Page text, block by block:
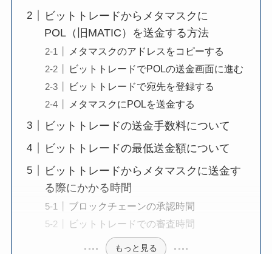
ビットトレードからメタマスクに
POL（旧MATIC）を送金する方法
メタマスクのアドレスをコピーする
ビットトレードでPOLの送金画面に進む
ビットトレードで宛先を登録する
メタマスクにPOLを送金する
ビットトレードの送金手数料について
ビットトレードの最低送金額について
ビットトレードからメタマスクに送金す
る際にかかる時間
ブロックチェーンの承認時間
ビットトレードでの審査時間
もっと見る